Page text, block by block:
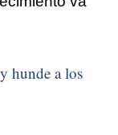
hunde a los